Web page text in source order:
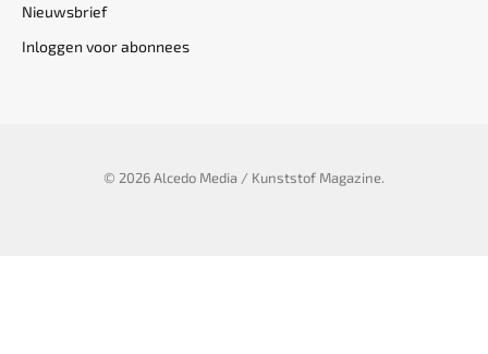
Nieuwsbrief
Inloggen voor abonnees
© 2026 Alcedo Media / Kunststof Magazine.